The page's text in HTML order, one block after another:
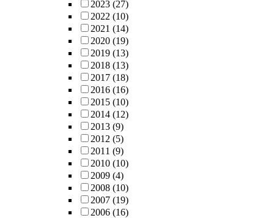
2023 (27)
2022 (10)
2021 (14)
2020 (19)
2019 (13)
2018 (13)
2017 (18)
2016 (16)
2015 (10)
2014 (12)
2013 (9)
2012 (5)
2011 (9)
2010 (10)
2009 (4)
2008 (10)
2007 (19)
2006 (16)